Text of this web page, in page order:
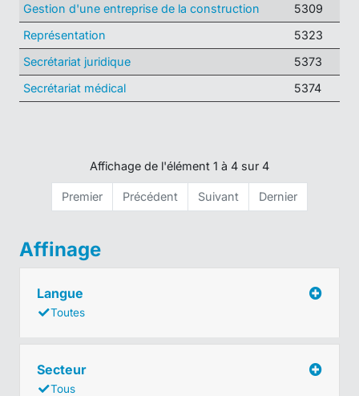
Gestion d'une entreprise de la construction
5309
Représentation
5323
Secrétariat juridique
5373
Secrétariat médical
5374
Affichage de l'élément 1 à 4 sur 4
Premier Précédent Suivant Dernier
Affinage
Langue
Toutes
Secteur
Tous